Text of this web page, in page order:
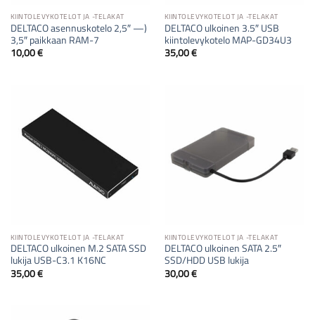
KIINTOLEVYKOTELOT JA -TELAKAT
DELTACO asennuskotelo 2,5″ —)
3,5″ paikkaan RAM-7
10,00€
KIINTOLEVYKOTELOT JA -TELAKAT
DELTACO ulkoinen 3.5″ USB
kiintolevykotelo MAP-GD34U3
35,00€
KIINTOLEVYKOTELOT JA -TELAKAT
DELTACO ulkoinen M.2 SATA SSD
lukija USB-C3.1 K16NC
35,00€
KIINTOLEVYKOTELOT JA -TELAKAT
DELTACO ulkoinen SATA 2.5″
SSD/HDD USB lukija
30,00€